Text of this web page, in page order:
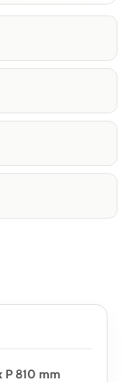
P 810 mm